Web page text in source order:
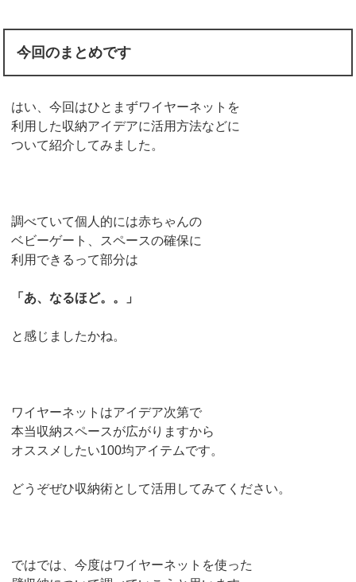
今回のまとめです
はい、今回はひとまずワイヤーネットを
利用した収納アイデアに活用方法などに
ついて紹介してみました。
調べていて個人的には赤ちゃんの
ベビーゲート、スペースの確保に
利用できるって部分は
「あ、なるほど。。」
と感じましたかね。
ワイヤーネットはアイデア次第で
本当収納スペースが広がりますから
オススメしたい100均アイテムです。
どうぞぜひ収納術として活用してみてください。
ではでは、今度はワイヤーネットを使った